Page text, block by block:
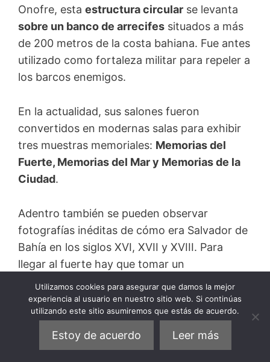
Onofre, esta estructura circular se levanta
sobre un banco de arrecifes situados a más
de 200 metros de la costa bahiana. Fue antes
utilizado como fortaleza militar para repeler a
los barcos enemigos.
En la actualidad, sus salones fueron
convertidos en modernas salas para exhibir
tres muestras memoriales: Memorias del
Fuerte, Memorias del Mar y Memorias de la
Ciudad.
Adentro también se pueden observar
fotografías inéditas de cómo era Salvador de
Bahía en los siglos XVI, XVII y XVIII. Para
llegar al fuerte hay que tomar un
embarcación desde la terminal ubicada cerca
del Mercado Modelo.
15. Despéjate en el
Utilizamos cookies para asegurar que damos la mejor
experiencia al usuario en nuestro sitio web. Si continúas
utilizando este sitio asumiremos que estás de acuerdo.
Estoy de acuerdo Leer más